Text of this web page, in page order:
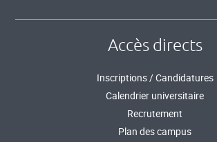
Accès directs
Inscriptions / Candidatures
Calendrier universitaire
Recrutement
Plan des campus